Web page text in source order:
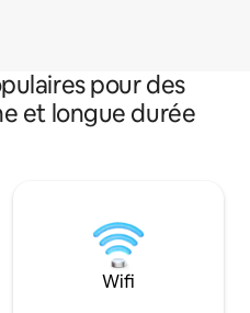
pour des
et longue durée
Wifi